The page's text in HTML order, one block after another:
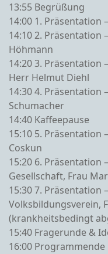
13:55 Begrüßung
14:00 1. Präsentation
14:10 2. Präsentation
Höhmann
14:20 3. Präsentation
Herr Helmut Diehl
14:30 4. Präsentation
Schumacher
14:40 Kaffeepause
15:10 5. Präsentation
Coskun
15:20 6. Präsentation
Gesellschaft, Frau
15:30 7. Präsentation
Volksbildungsverein,
(krankheitsbedingt
15:40 Fragerunde &
16:00 Programmende